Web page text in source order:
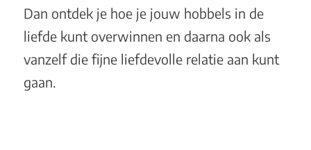
Dan ontdek je hoe je jouw hobbels in de
liefde kunt overwinnen en daarna ook als
vanzelf die fijne liefdevolle relatie aan kunt
gaan.